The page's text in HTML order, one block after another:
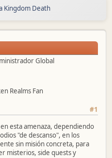
Global
#1
esta amenaza, dependiendo
"de descanso", en los
sin misión concreta, para
misterios, side quests y